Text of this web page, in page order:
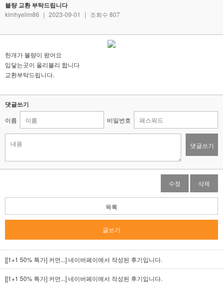
불량 교환 부탁드립니다
kimhyelim86 | 2023-09-01 | 조회수 807
한개가 불량이 왔어요
입닿는곳이 울리불리 합니다
교환부탁드립니다.
댓글쓰기
이름 비밀번호
댓글쓰기
수정 삭제
목록
글쓰기
[[1+1 50% 특가] 커먼...]네이버페이에서 작성된 후기입니다.
[[1+1 50% 특가] 커먼...]네이버페이에서 작성된 후기입니다.